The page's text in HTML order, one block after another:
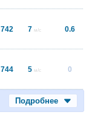
742 7 м/с 0.6
744 5 м/с 0
Подробнее